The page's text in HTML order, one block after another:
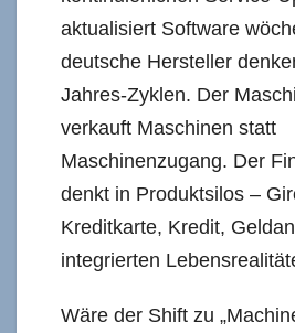
aktualisiert Software
deutsche Hersteller
Jahres-Zyklen. Der
verkauft Maschinen statt
Maschinenzugang. Der
denkt in Produktsilos –
Kreditkarte, Kredit,
integrierten
Wäre der Shift zu